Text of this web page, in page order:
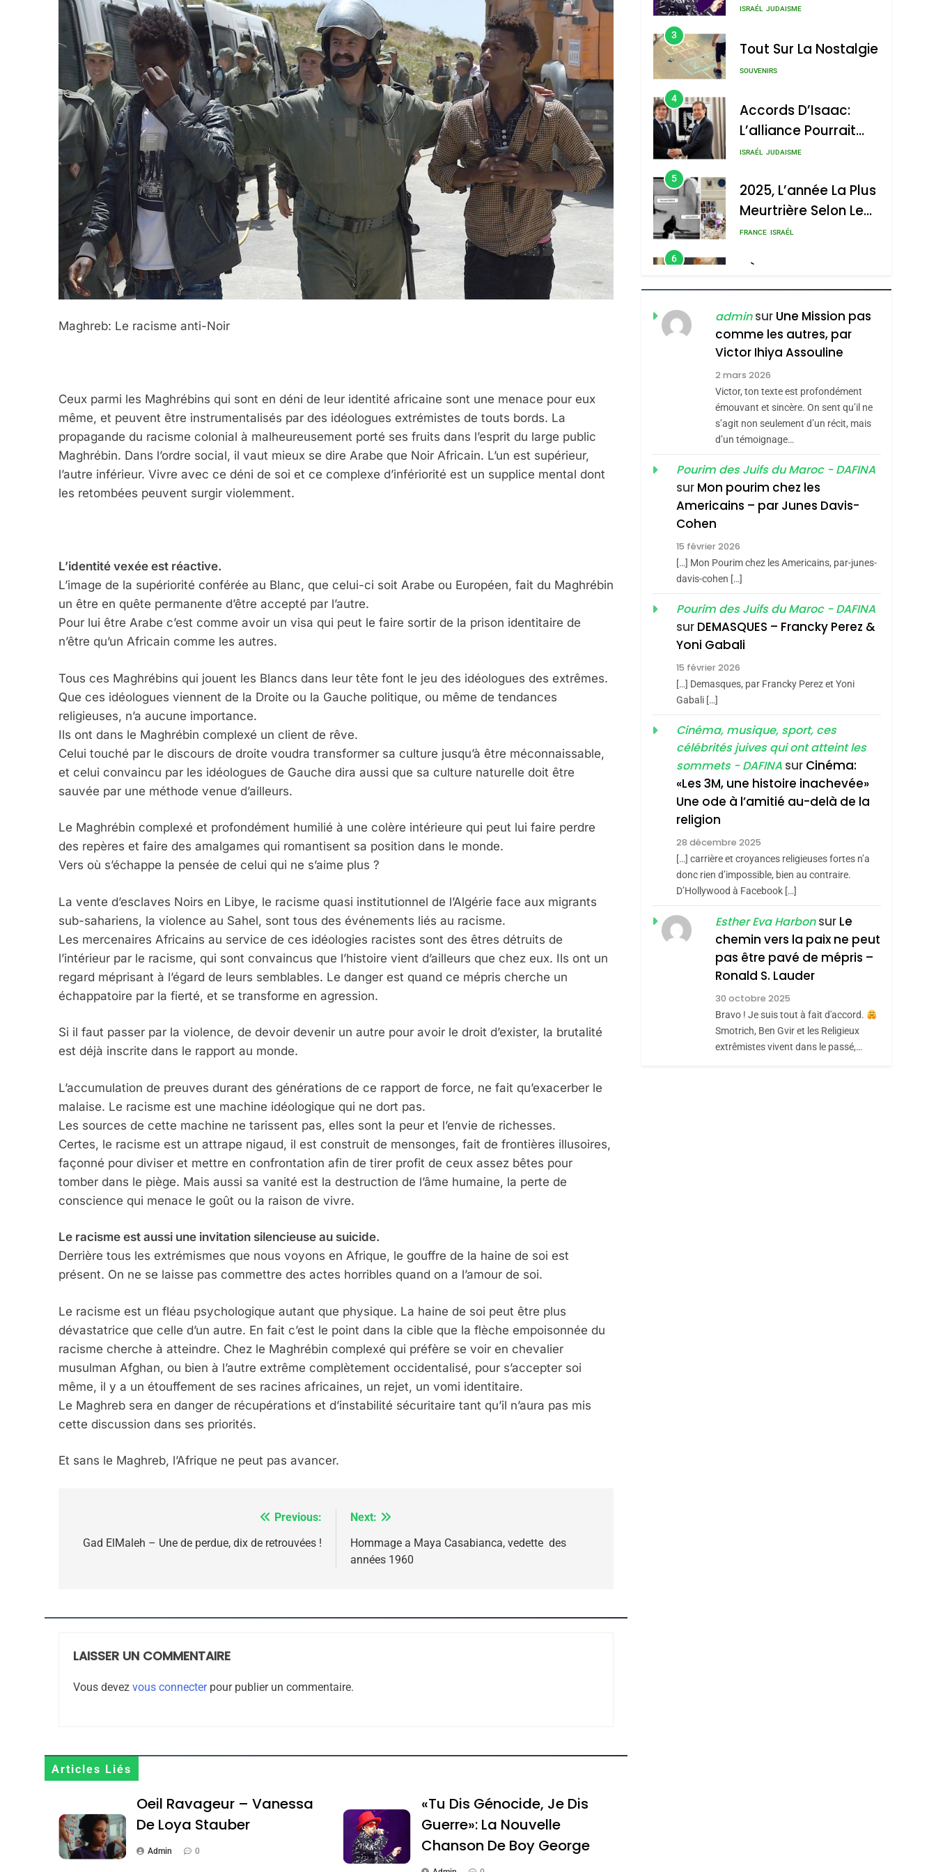
Maghreb: Le racisme anti-Noir
Ceux parmi les Maghrébins qui sont en déni de leur identité africaine sont une menace pour eux
même, et peuvent être instrumentalisés par des idéologues extrémistes de touts bords. La
propagande du racisme colonial à malheureusement porté ses fruits dans l’esprit du large public
Maghrébin. Dans l’ordre social, il vaut mieux se dire Arabe que Noir Africain. L’un est supérieur,
l’autre inférieur. Vivre avec ce déni de soi et ce complexe d’infériorité est un supplice mental dont
les retombées peuvent surgir violemment.
L’identité vexée est réactive.
L’image de la supériorité conférée au Blanc, que celui-ci soit Arabe ou Européen, fait du Maghrébin
un être en quête permanente d’être accepté par l’autre.
Pour lui être Arabe c’est comme avoir un visa qui peut le faire sortir de la prison identitaire de
n’être qu’un Africain comme les autres.
Tous ces Maghrébins qui jouent les Blancs dans leur tête font le jeu des idéologues des extrêmes.
Que ces idéologues viennent de la Droite ou la Gauche politique, ou même de tendances
religieuses, n’a aucune importance.
Ils ont dans le Maghrébin complexé un client de rêve.
Celui touché par le discours de droite voudra transformer sa culture jusqu’à être méconnaissable,
et celui convaincu par les idéologues de Gauche dira aussi que sa culture naturelle doit être
sauvée par une méthode venue d’ailleurs.
Le Maghrébin complexé et profondément humilié à une colère intérieure qui peut lui faire perdre
des repères et faire des amalgames qui romantisent sa position dans le monde.
Vers où s’échappe la pensée de celui qui ne s’aime plus ?
La vente d’esclaves Noirs en Libye, le racisme quasi institutionnel de l’Algérie face aux migrants
sub-sahariens, la violence au Sahel, sont tous des événements liés au racisme.
Les mercenaires Africains au service de ces idéologies racistes sont des êtres détruits de
l’intérieur par le racisme, qui sont convaincus que l’histoire vient d’ailleurs que chez eux. Ils ont un
regard méprisant à l’égard de leurs semblables. Le danger est quand ce mépris cherche un
échappatoire par la fierté, et se transforme en agression.
Si il faut passer par la violence, de devoir devenir un autre pour avoir le droit d’exister, la brutalité
est déjà inscrite dans le rapport au monde.
L’accumulation de preuves durant des générations de ce rapport de force, ne fait qu’exacerber le
malaise. Le racisme est une machine idéologique qui ne dort pas.
Les sources de cette machine ne tarissent pas, elles sont la peur et l’envie de richesses.
Certes, le racisme est un attrape nigaud, il est construit de mensonges, fait de frontières illusoires,
façonné pour diviser et mettre en confrontation afin de tirer profit de ceux assez bêtes pour
tomber dans le piège. Mais aussi sa vanité est la destruction de l’âme humaine, la perte de
conscience qui menace le goût ou la raison de vivre.
Le racisme est aussi une invitation silencieuse au suicide.
Derrière tous les extrémismes que nous voyons en Afrique, le gouffre de la haine de soi est
présent. On ne se laisse pas commettre des actes horribles quand on a l’amour de soi.
Le racisme est un fléau psychologique autant que physique. La haine de soi peut être plus
dévastatrice que celle d’un autre. En fait c’est le point dans la cible que la flèche empoisonnée du
racisme cherche à atteindre. Chez le Maghrébin complexé qui préfère se voir en chevalier
musulman Afghan, ou bien à l’autre extrême complètement occidentalisé, pour s’accepter soi
même, il y a un étouffement de ses racines africaines, un rejet, un vomi identitaire.
Le Maghreb sera en danger de récupérations et d’instabilité sécuritaire tant qu’il n’aura pas mis
cette discussion dans ses priorités.
Et sans le Maghreb, l’Afrique ne peut pas avancer.
de
Previous:
Gad ElMaleh – Une de perdue, dix de retrouvées !
Next:
Hommage a Maya Casabianca, vedette des
années 1960
LAISSER UN COMMENTAIRE
Vous devez vous connecterpour publier un commentaire.
Articles Liés
Oeil Ravageur – Vanessa
De Loya Stauber
Admin 0
«Tu Dis Génocide, Je Dis
Guerre»: La Nouvelle
Chanson De Boy George
ISRAÉL JUDAISME
3
Tout Sur La Nostalgie
SOUVENIRS
4
Accords D’Isaac:
L’alliance Pourrait
S’étendre À 13 Pays
ISRAÉL JUDAISME
5
2025, L’année La Plus
Meurtrière Selon Le
Rapport D’ADL
L’antisémitisme
FRANCE ISRAÉL
6
FIÈRE, DIGNE ET
RÉSILIENTE :
POURQUOI JE
REVENDIQUE MA
JUDAÏTE Par Thérèse
Zrihen-Dvir
7
CE QUI NOUS
MANQUE – Jacques
Hadida
JUDAISME
Maroc : Les Amandes
De Tafraout, Le Miel
De Tadla Azilal
Consacrés Produits
Du Terroir
DAFINA MAROC
Oeil Ravageur –
2
«Tu Dis Génocide, Je
Dis Guerre»: La
Nouvelle Chanson De
Boy George
ISRAÉL JUDAISME
SOUVENIRS
Accords D’Isaac:
L’alliance Pourrait
S’étendre À 13 Pays
D’Amérique Latine
ISRAÉL JUDAISME
5
2025, L’année La Plus
Rapport D’ADL
Contre
L’antisémitisme
ISRAÉL
6
FIÈRE, DIGNE ET
POURQUOI JE
REVENDIQUE MA
JUDAÏTE Par Thérèse
Zrihen-Dvir
ISRAÉL JUDAISME
CE QUI NOUS
MANQUE – Jacques
Hadida
JUDAISME
Maroc : Les Amandes
adminsur Une Mission pas
comme les autres, par
Victor Ihiya Assouline
2 mars 2026
Victor, ton texte est profondément
émouvant et sincère. On sent qu’il ne
s’agit non seulement d’un récit, mais
d’un témoignage…
Pourim des Juifs du Maroc - DAFINA
sur Mon pourim chez les
Americains – par Junes Davis-
Cohen
15 février 2026
[…] Mon Pourim chez les Americains, par-junes-
davis-cohen […]
Pourim des Juifs du Maroc - DAFINA
sur DEMASQUES – Francky Perez &
Yoni Gabali
15 février 2026
[…] Demasques, par Francky Perez et Yoni
Gabali […]
Cinéma, musique, sport, ces
célébrités juives qui ont atteint les
sommets - DAFINA sur Cinéma:
«Les 3M, une histoire inachevée»
Une ode à l’amitié au-delà de la
religion
28 décembre 2025
[…] carrière et croyances religieuses fortes n’a
donc rien d’impossible, bien au contraire.
D’Hollywood à Facebook […]
Esther Eva Harbonsur Le
chemin vers la paix ne peut
pas être pavé de mépris –
Ronald S. Lauder
30 octobre 2025
Bravo ! Je suis tout à fait d'accord.
Smotrich, Ben Gvir et les Religieux
extrêmistes vivent dans le passé,…
2025, L’année La Plus Meurtrière Selon Le Rapport D’ADL Contre L’antisémitisme
FIÈRE, DIGNE ET RÉSILIENTE : POURQUOI JE REVENDIQUE MA JUDAÏTE Par Thérèse Zrihen-
Dvir
ISRAÉL JUDAISME
CE QUI NOUS MANQUE – Jacques Hadida
Terroir